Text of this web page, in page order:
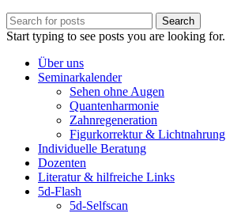
Search
Start typing to see posts you are looking for.
Über uns
Seminarkalender
Sehen ohne Augen
Quantenharmonie
Zahnregeneration
Figurkorrektur & Lichtnahrung
Individuelle Beratung
Dozenten
Literatur & hilfreiche Links
5d-Flash
5d-Selfscan